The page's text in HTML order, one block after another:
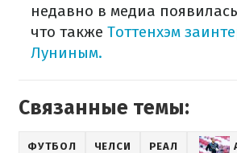
недавно в медиа
что также Тоттенхэм
Луниным.
Связанные темы:
ФУТБОЛ ЧЕЛСИ РЕАЛ